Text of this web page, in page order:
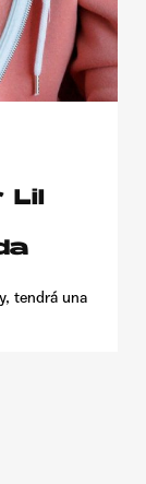
tendrá una